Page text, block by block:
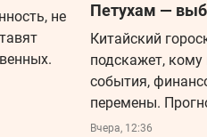
не
Петухам —
Китайский
подскажет, кому
события,
перемены.
Вчера, 12:36